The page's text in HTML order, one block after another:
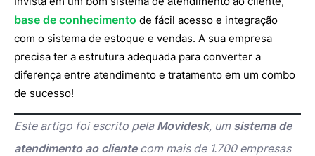
base de conhecimento de fácil acesso e integração
com o sistema de estoque e vendas. A sua empresa
precisa ter a estrutura adequada para converter a
diferença entre atendimento e tratamento em um combo
de sucesso!
Este artigo foi escrito pela Movidesk, um sistema de
atendimento ao clientecom mais de 1.700 empresas